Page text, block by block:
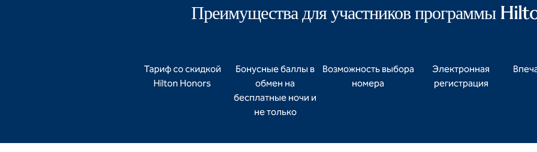
Преимущества для участников программы
Тариф со скидкой
Hilton Honors
Бонусные баллы в
обмен на
бесплатные ночи и
не только
Возможность выбора
номера
Электронная
регистрация